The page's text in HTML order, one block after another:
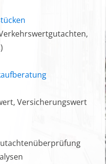
Versicherungswert